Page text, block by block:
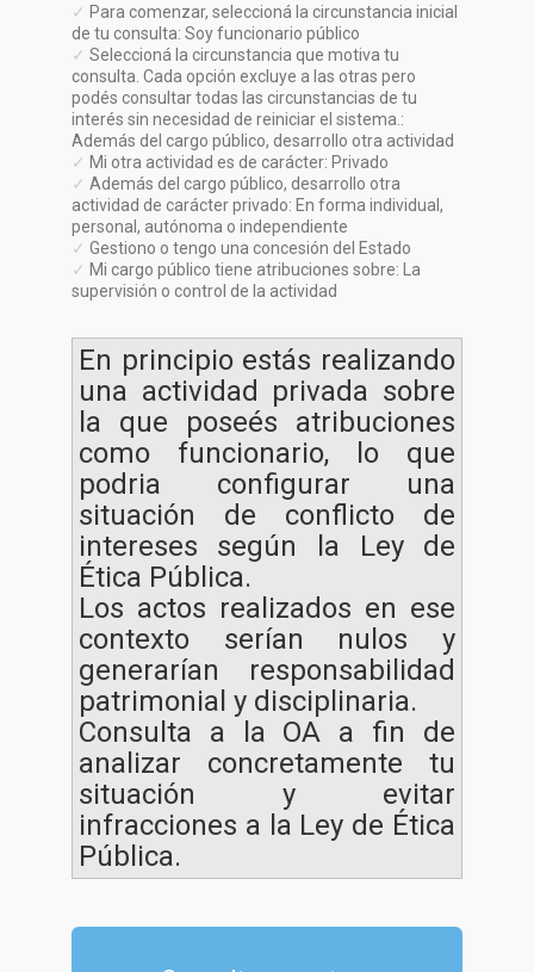
✓ Para comenzar, seleccioná la circunstancia inicial
de tu consulta: Soy funcionario público
✓ Seleccioná la circunstancia que motiva tu
consulta. Cada opción excluye a las otras pero
podés consultar todas las circunstancias de tu
interés sin necesidad de reiniciar el sistema.:
Además del cargo público, desarrollo otra actividad
✓ Mi otra actividad es de carácter: Privado
✓ Además del cargo público, desarrollo otra
actividad de carácter privado: En forma individual,
personal, autónoma o independiente
✓ Gestiono o tengo una concesión del Estado
✓ Mi cargo público tiene atribuciones sobre: La
supervisión o control de la actividad
En principio estás realizando
una actividad privada sobre
la que poseés atribuciones
como funcionario, lo que
podria configurar una
situación de conflicto de
intereses según la Ley de
Ética Pública.
Los actos realizados en ese
contexto serían nulos y
generarían responsabilidad
patrimonial y disciplinaria.
Consulta a la OA a fin de
analizar concretamente tu
situación y evitar
infracciones a la Ley de Ética
Pública.